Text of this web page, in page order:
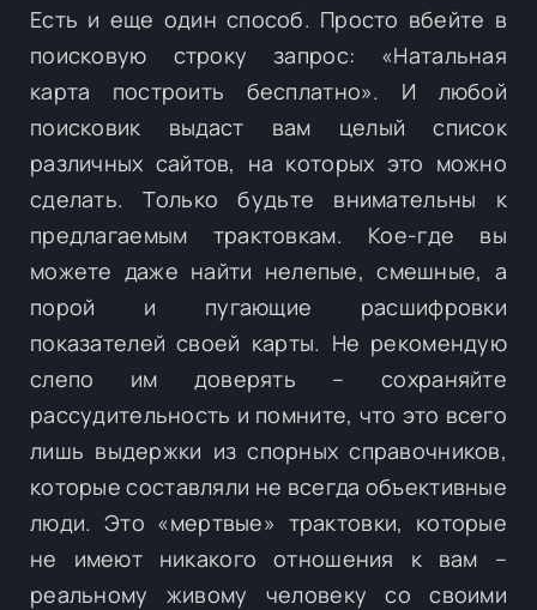
Есть и еще один способ. Просто вбейте в
поисковую строку запрос: «Натальная
карта построить бесплатно». И любой
поисковик выдаст вам целый список
различных сайтов, на которых это можно
сделать. Только будьте внимательны к
предлагаемым трактовкам. Кое-где вы
можете даже найти нелепые, смешные, а
порой и пугающие расшифровки
показателей своей карты. Не рекомендую
слепо им доверять – сохраняйте
рассудительность и помните, что это всего
лишь выдержки из спорных справочников,
которые составляли не всегда объективные
люди. Это «мертвые» трактовки, которые
не имеют никакого отношения к вам –
реальному живому человеку со своими